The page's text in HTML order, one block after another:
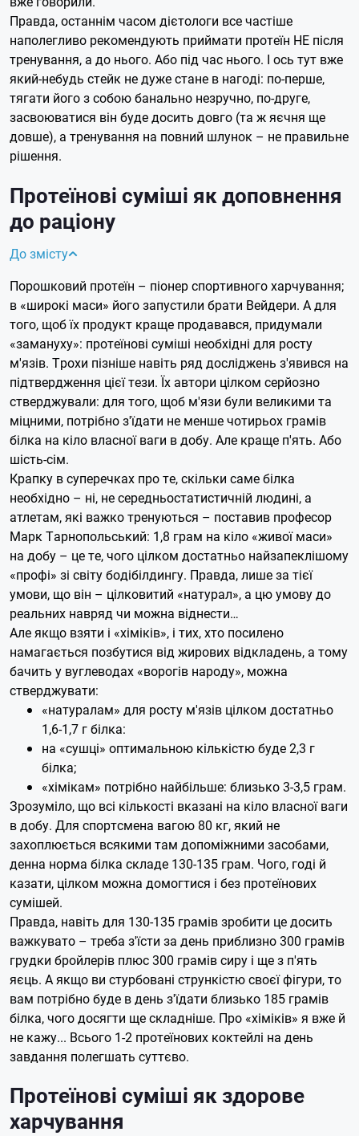
Правда, останнім часом дієтологи все частіше
наполегливо рекомендують приймати протеїн НЕ після
тренування, а до нього. Або під час нього. І ось тут вже
який-небудь стейк не дуже стане в нагоді: по-перше,
тягати його з собою банально незручно, по-друге,
засвоюватися він буде досить довго (та ж яєчня ще
довше), а тренування на повний шлунок – не правильне
рішення.
Протеїнові суміші як доповнення
до раціону
До змісту
Порошковий протеїн – піонер спортивного харчування;
в «широкі маси» його запустили брати Вейдери. А для
того, щоб їх продукт краще продавався, придумали
«замануху»: протеїнові суміші необхідні для росту
м'язів. Трохи пізніше навіть ряд досліджень з'явився на
підтвердження цієї тези. Їх автори цілком серйозно
стверджували: для того, щоб м'язи були великими та
міцними, потрібно з'їдати не менше чотирьох грамів
білка на кіло власної ваги в добу. Але краще п'ять. Або
шість-сім.
Крапку в суперечках про те, скільки саме білка
необхідно – ні, не середньостатистичній людині, а
атлетам, які важко тренуються – поставив професор
Марк Тарнопольський: 1,8 грам на кіло «живої маси»
на добу – це те, чого цілком достатньо найзапеклішому
«профі» зі світу бодібілдингу. Правда, лише за тієї
умови, що він – цілковитий «натурал», а цю умову до
реальних навряд чи можна віднести…
Але якщо взяти і «хіміків», і тих, хто посилено
намагається позбутися від жирових відкладень, а тому
бачить у вуглеводах «ворогів народу», можна
стверджувати:
«натуралам» для росту м'язів цілком достатньо
1,6-1,7 г білка:
на «сушці» оптимальною кількістю буде 2,3 г
білка;
«хімікам» потрібно найбільше: близько 3-3,5 грам.
Зрозуміло, що всі кількості вказані на кіло власної ваги
в добу. Для спортсмена вагою 80 кг, який не
захоплюється всякими там допоміжними засобами,
денна норма білка складе 130-135 грам. Чого, годі й
казати, цілком можна домогтися і без протеїнових
сумішей.
Правда, навіть для 130-135 грамів зробити це досить
важкувато – треба з'їсти за день приблизно 300 грамів
грудки бройлерів плюс 300 грамів сиру і ще з п'ять
яєць. А якщо ви стурбовані стрункістю своєї фігури, то
вам потрібно буде в день з'їдати близько 185 грамів
білка, чого досягти ще складніше. Про «хіміків» я вже й
не кажу... Всього 1-2 протеїнових коктейлі на день
завдання полегшать суттєво.
Протеїнові суміші як здорове
харчування